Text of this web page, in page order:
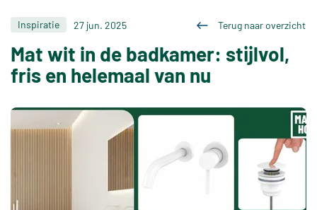
Inspiratie 27 jun. 2025 Terug naar overzicht
Mat wit in de badkamer: stijlvol,
fris en helemaal van nu